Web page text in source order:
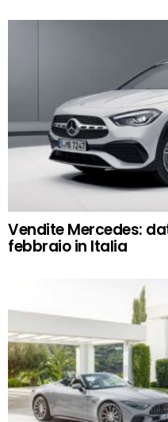
Vendite Mercedes:
febbraio in Italia